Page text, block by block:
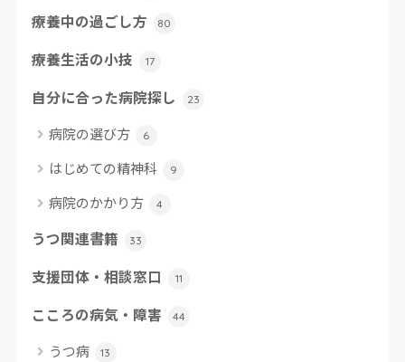
療養中の過ごし方 80
療養生活の小技 17
自分に合った病院探し 23
病院の選び方 6
はじめての精神科 9
病院のかかり方 4
うつ関連書籍 33
支援団体・相談窓口 11
こころの病気・障害 44
うつ病 13